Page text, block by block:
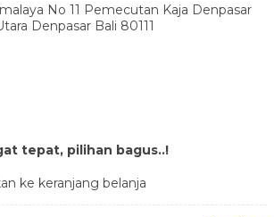
No 11 Pemecutan Kaja Denpasar
Denpasar Bali 80111
tepat, pilihan bagus..!
ke keranjang belanja